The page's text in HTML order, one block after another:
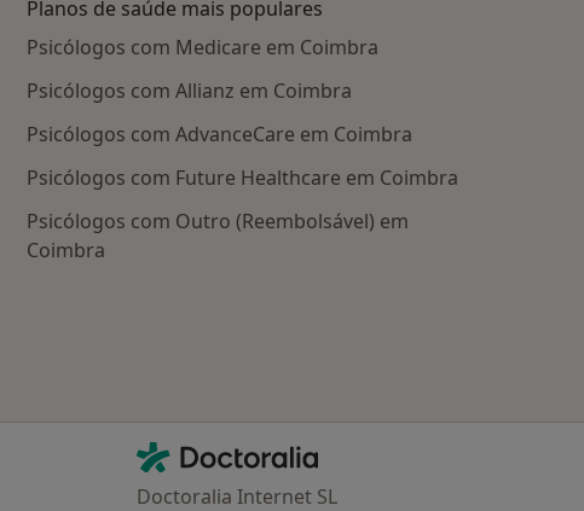
Planos de saúde mais populares
Psicólogos com Medicare em Coimbra
Psicólogos com Allianz em Coimbra
Psicólogos com AdvanceCare em Coimbra
Psicólogos com Future Healthcare em Coimbra
Psicólogos com Outro (Reembolsável) em
Coimbra
Contacto
Doctoralia - Homepage
Doctoralia Internet SL